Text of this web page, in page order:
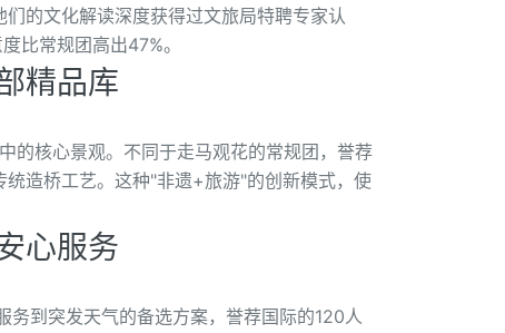
的文化解读深度获得过文旅局特聘专家认
比常规团高出47%。
精品库
的核心景观。不同于走马观花的常规团，誉荐
造桥工艺。这种"非遗+旅游"的创新模式，使
心服务
到突发天气的备选方案，誉荐国际的120人